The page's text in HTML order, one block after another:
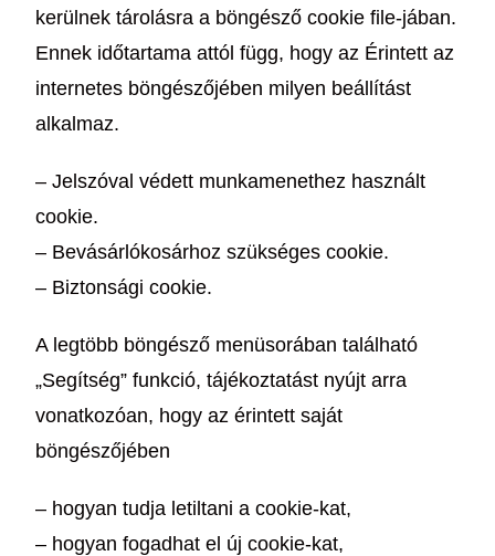
kerülnek tárolásra a böngésző cookie file-jában.
Ennek időtartama attól függ, hogy az Érintett az
internetes böngészőjében milyen beállítást
alkalmaz.
– Jelszóval védett munkamenethez használt
cookie.
– Bevásárlókosárhoz szükséges cookie.
– Biztonsági cookie.
A legtöbb böngésző menüsorában található
„Segítség” funkció, tájékoztatást nyújt arra
vonatkozóan, hogy az érintett saját
böngészőjében
– hogyan tudja letiltani a cookie-kat,
– hogyan fogadhat el új cookie-kat,